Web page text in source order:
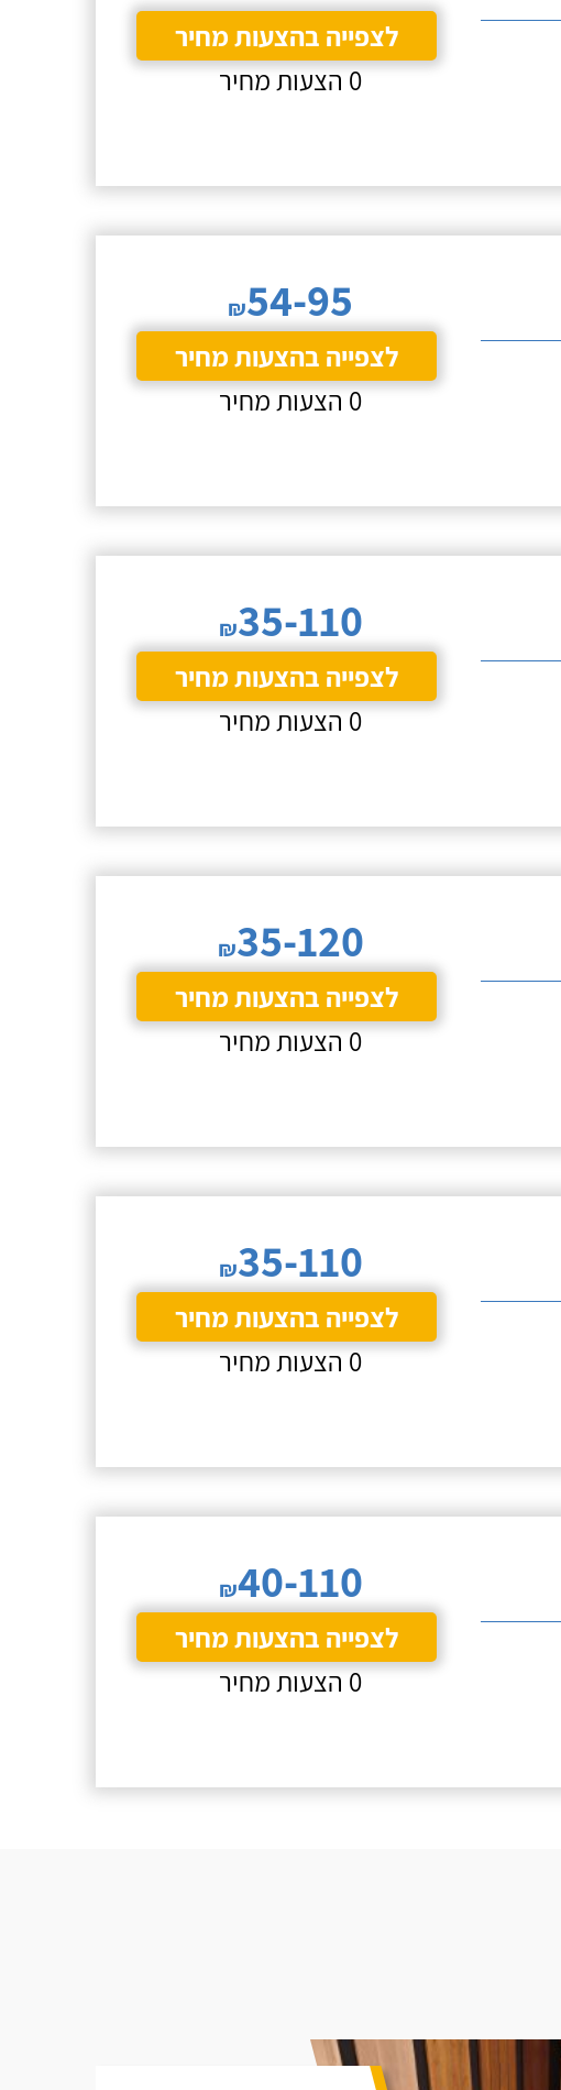
לצפייה בהצעות מחיר
0 הצעות מחיר
₪54-95
לצפייה בהצעות מחיר
0 הצעות מחיר
₪35-110
לצפייה בהצעות מחיר
0 הצעות מחיר
₪35-120
לצפייה בהצעות מחיר
0 הצעות מחיר
₪35-110
לצפייה בהצעות מחיר
0 הצעות מחיר
₪40-110
לצפייה בהצעות מחיר
0 הצעות מחיר